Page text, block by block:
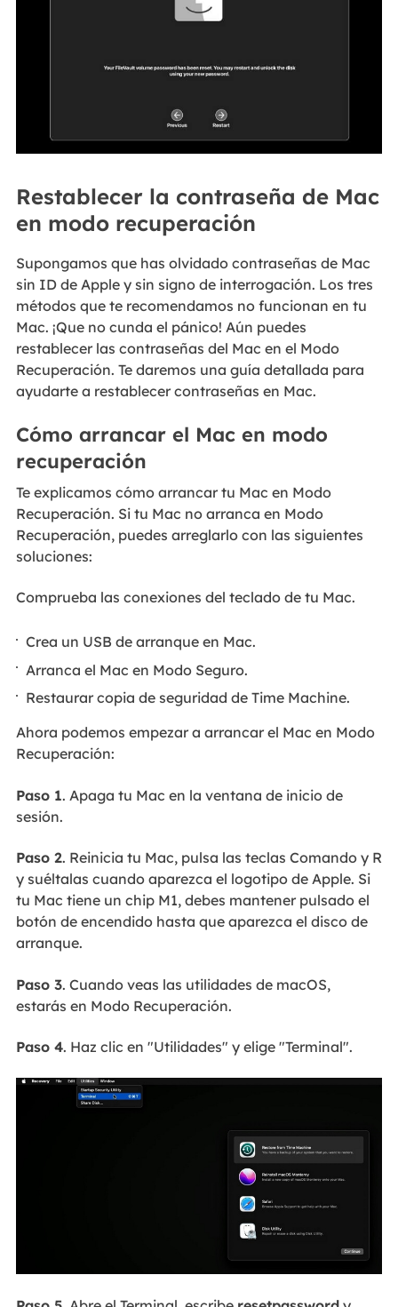
Restablecer la contraseña de Mac
en modo recuperación
Supongamos que has olvidado contraseñas de Mac
sin ID de Apple y sin signo de interrogación. Los tres
métodos que te recomendamos no funcionan en tu
Mac. ¡Que no cunda el pánico! Aún puedes
restablecer las contraseñas del Mac en el Modo
Recuperación. Te daremos una guía detallada para
ayudarte a restablecer contraseñas en Mac.
Cómo arrancar el Mac en modo
recuperación
Te explicamos cómo arrancar tu Mac en Modo
Recuperación. Si tu Mac no arranca en Modo
Recuperación, puedes arreglarlo con las siguientes
soluciones:
Comprueba las conexiones del teclado de tu Mac.
Crea un USB de arranque en Mac.
Arranca el Mac en Modo Seguro.
Restaurar copia de seguridad de Time Machine.
Ahora podemos empezar a arrancar el Mac en Modo
Recuperación:
Paso 1. Apaga tu Mac en la ventana de inicio de
sesión.
Paso 2. Reinicia tu Mac, pulsa las teclas Comando y R
y suéltalas cuando aparezca el logotipo de Apple. Si
tu Mac tiene un chip M1, debes mantener pulsado el
botón de encendido hasta que aparezca el disco de
arranque.
Paso 3. Cuando veas las utilidades de macOS,
estarás en Modo Recuperación.
Paso 4. Haz clic en "Utilidades" y elige "Terminal".